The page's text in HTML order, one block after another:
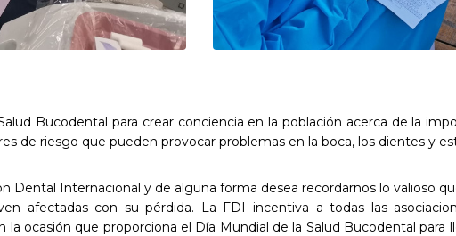
Bucodental para crear conciencia en la población acerca de la
de riesgo que pueden provocar problemas en la boca, los dientes y
Dental Internacional y de alguna forma desea recordarnos lo valioso
afectadas con su pérdida. La FDI incentiva a todas las
ocasión que proporciona el Día Mundial de la Salud Bucodental para